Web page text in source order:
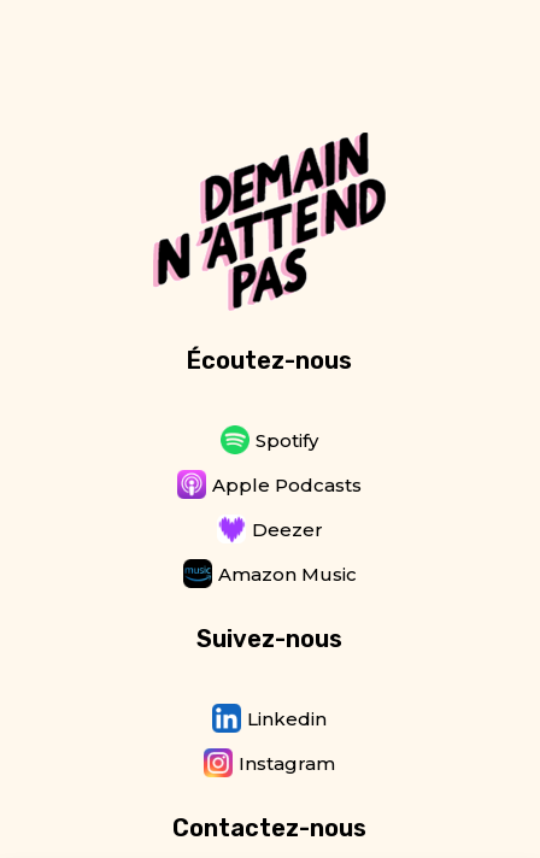
Écoutez-nous
Spotify
Apple Podcasts
Deezer
Amazon Music
Suivez-nous
Linkedin
Instagram
Contactez-nous